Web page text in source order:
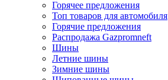
Горячее предложения
Топ товаров для автомобиля
Горячие предложения
Распродажа Gazpromneft
Шины
Летние шины
Зимние шины